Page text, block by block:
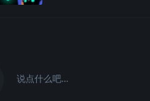
说点什么吧...